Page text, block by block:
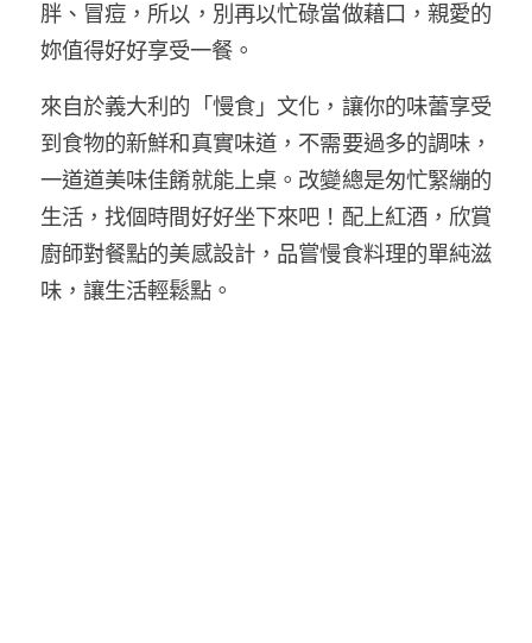
胖、冒痘，所以，別再以忙碌當做藉口，親愛的
妳值得好好享受一餐。
來自於義大利的「慢食」文化，讓你的味蕾享受
到食物的新鮮和真實味道，不需要過多的調味，
一道道美味佳餚就能上桌。改變總是匆忙緊繃的
生活，找個時間好好坐下來吧！配上紅酒，欣賞
廚師對餐點的美感設計，品嘗慢食料理的單純滋
味，讓生活輕鬆點。